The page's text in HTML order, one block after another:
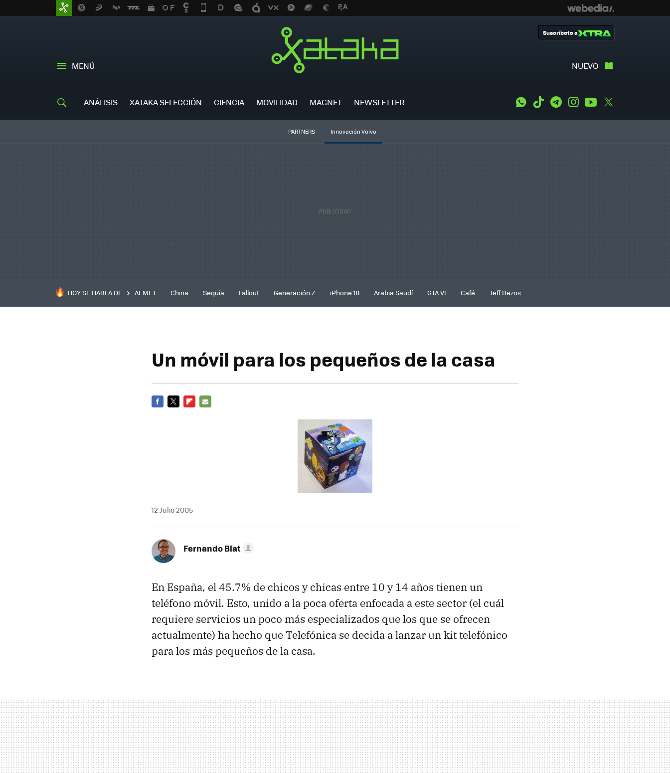
MENÚ NUEVO
Suscríbete a
ANÁLISIS XATAKA SELECCIÓN CIENCIA MOVILIDAD MAGNET NEWSLETTER WhatsApp
Tiktok TelegramInstagramYoutube
PARTNERS Innovación Volvo
HOY SE HABLA DE AEMET China Sequía Fallout Generación Z iPhone 18 Arabia Saudí GTA VI Café Jeff Bezos
Un móvil para los pequeños de la casa
12 Julio 2005
Fernando Blat
En España, el 45.7% de chicos y chicas entre 10 y 14 años tienen un
teléfono móvil. Esto, unido a la poca oferta enfocada a este sector (el cuál
requiere servicios un poco más especializados que los que se ofrecen
actualmente) ha hecho que Telefónica se decida a lanzar un kit telefónico
para los más pequeños de la casa.